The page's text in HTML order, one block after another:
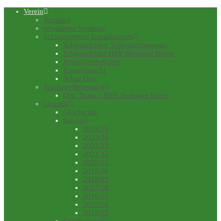
Verein
Vorstand
erweiterter Vorstand
Schiedsrichter/ Kampfgericht
Schiedsrichter/ Schiedsrichterwart
Schiedsrichter HSV Bernauer Bären
Jungschiedsrichter
Kampfgericht
Schiri Quiz
Spieltags Betreuung
Org. Team – HSV Bernauer Bären
Chronik
Geschichte
Saison
2024/25
2023/24
2022/23
2021/22
2020/21
2019/20
2018/19
2017/18
2016/17
2015/16
2014/15